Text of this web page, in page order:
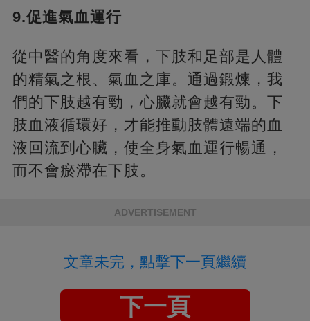
9.促進氣血運行
從中醫的角度來看，下肢和足部是人體
的精氣之根、氣血之庫。通過鍛煉，我
們的下肢越有勁，心臟就會越有勁。下
肢血液循環好，才能推動肢體遠端的血
液回流到心臟，使全身氣血運行暢通，
而不會瘀滯在下肢。
ADVERTISEMENT
文章未完，點擊下一頁繼續
下一頁